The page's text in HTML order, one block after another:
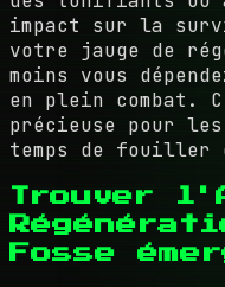
impact sur la
votre jauge de
moins vous
en plein combat.
précieuse pour
temps de fouiller
Trouver
Fosse